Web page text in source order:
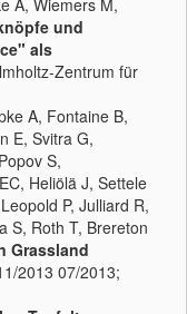
A, Wiemers M,
und
als
Zentrum für
A, Fontaine B,
E, Svitra G,
S,
Heliölä J, Settele
P, Julliard R,
S, Roth T, Brereton
Grassland
2013 07/2013;